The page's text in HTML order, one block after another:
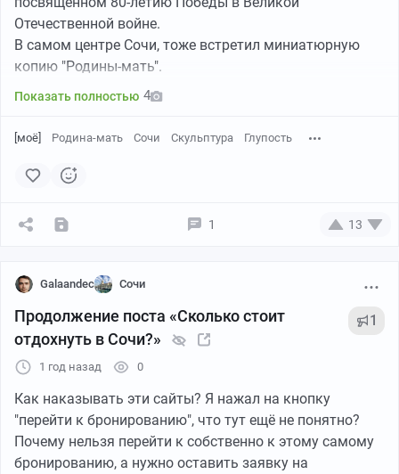
Отечественной войне.
В самом центре Сочи, тоже встретил миниатюрную
копию "Родины-мать".
Показать полностью 4
[моё] Родина-мать Сочи Скульптура Глупость
1 13
Galaandec Сочи
Продолжение поста «Сколько стоит
отдохнуть в Сочи?»
1
1 год назад 0
Как наказывать эти сайты? Я нажал на кнопку
"перейти к бронированию", что тут ещё не понятно?
Почему нельзя перейти к собственно к этому самому
бронированию, а нужно оставить заявку на